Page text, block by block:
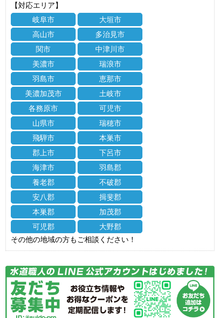
【対応エリア】
岐阜市
大垣市
高山市
多治見市
関市
中津川市
美濃市
瑞浪市
羽島市
恵那市
美濃加茂市
土岐市
各務原市
可児市
山県市
瑞穂市
飛騨市
本巣市
郡上市
下呂市
海津市
羽島郡
養老郡
不破郡
安八郡
揖斐郡
本巣郡
加茂郡
可児郡
大野郡
その他の地域の方もご相談ください！